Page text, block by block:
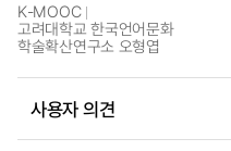
K-MOOC
고려대학교 한국언어문화
학술확산연구소 오형엽
사용자 의견